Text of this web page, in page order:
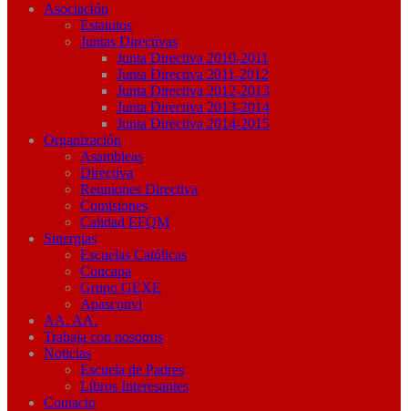
Asociación
Estatutos
Juntas Directivas
Junta Directiva 2010-2011
Junta Directiva 2011-2012
Junta Directiva 2012-2013
Junta Directiva 2013-2014
Junta Directiva 2014-2015
Organización
Asambleas
Directiva
Reuniones Directiva
Comisiones
Calidad EFQM
Sinergias
Escuelas Católicas
Concapa
Grupo GEXE
Apasconvi
AA. AA.
Trabaja con nosotros
Noticias
Escuela de Padres
Libros Interesantes
Contacto